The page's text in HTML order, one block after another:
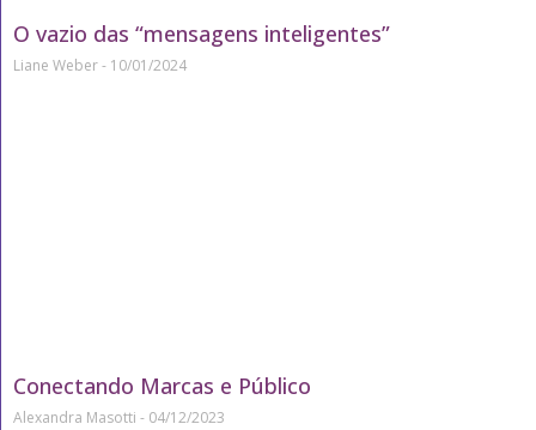
O vazio das “mensagens inteligentes”
Liane Weber 10/01/2024
Conectando Marcas e Público
Alexandra Masotti 04/12/2023